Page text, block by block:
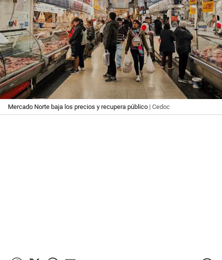
Mercado Norte baja los precios y recupera público | Cedoc